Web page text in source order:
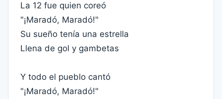
La 12 fue quien coreó
"¡Maradó, Maradó!"
Su sueño tenía una estrella
Llena de gol y gambetas
Y todo el pueblo cantó
"¡Maradó, Maradó!"